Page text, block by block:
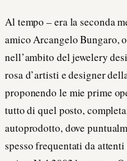
Al tempo – era la seconda
amico Arcangelo Bungaro,
nell’ambito del jewelery
rosa d’artisti e designer
proponendo le mie prime
tutto di quel posto,
autoprodotto, dove
spesso frequentati da